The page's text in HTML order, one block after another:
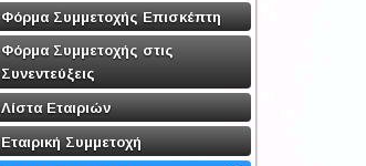
Φόρμα Συμμετοχής Επισκέπτη
Φόρμα Συμμετοχής στις
Συνεντεύξεις
Λίστα Εταιριών
Εταιρική Συμμετοχή